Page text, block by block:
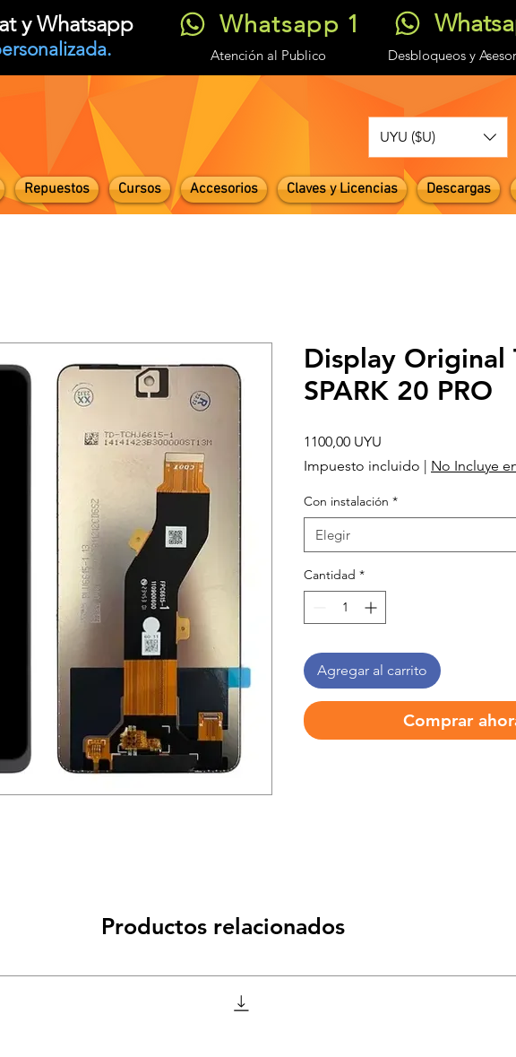
y Whatsapp Whatsapp 1
Atención al Publico Desbloqueos y
UYU ($U)
Repuestos Cursos Accesorios Claves y Licencias Descargas
Display Original
SPARK 20 PRO
1100,00 UYU
Impuesto incluido | No Incluye
Con instalación *
Elegir
Cantidad *
Agregar al carrito
Comprar
Productos relacionados